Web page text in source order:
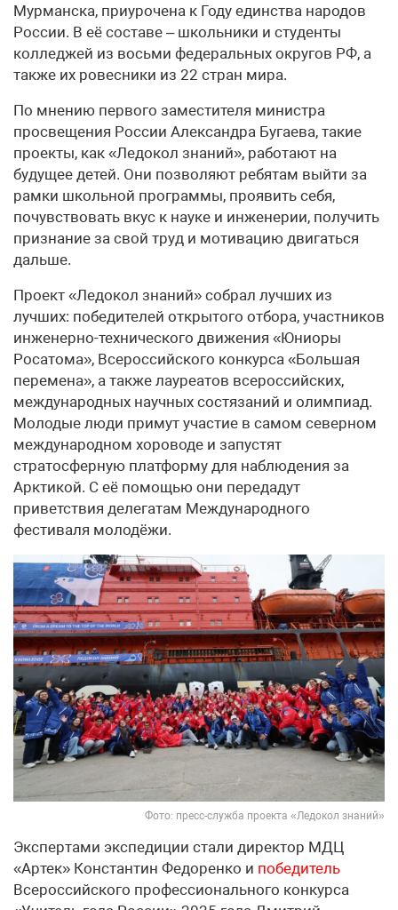
Мурманска, приурочена к Году единства народов
России. В её составе – школьники и студенты
колледжей из восьми федеральных округов РФ, а
также их ровесники из 22 стран мира.
По мнению первого заместителя министра
просвещения России Александра Бугаева, такие
проекты, как «Ледокол знаний», работают на
будущее детей. Они позволяют ребятам выйти за
рамки школьной программы, проявить себя,
почувствовать вкус к науке и инженерии, получить
признание за свой труд и мотивацию двигаться
дальше.
Проект «Ледокол знаний» собрал лучших из
лучших: победителей открытого отбора, участников
инженерно-технического движения «Юниоры
Росатома», Всероссийского конкурса «Большая
перемена», а также лауреатов всероссийских,
международных научных состязаний и олимпиад.
Молодые люди примут участие в самом северном
международном хороводе и запустят
стратосферную платформу для наблюдения за
Арктикой. С её помощью они передадут
приветствия делегатам Международного
фестиваля молодёжи.
Фото: пресс-служба проекта «Ледокол знаний»
Экспертами экспедиции стали директор МДЦ
«Артек» Константин Федоренко и победитель
Всероссийского профессионального конкурса